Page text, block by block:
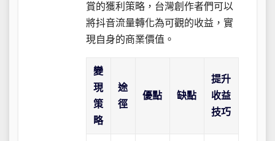
賞的獲利策略，台灣創作者們可以
將抖音流量轉化為可觀的收益，實
現自身的商業價值。
變
現
策
略
途
徑
優點 缺點
提升
收益
技巧